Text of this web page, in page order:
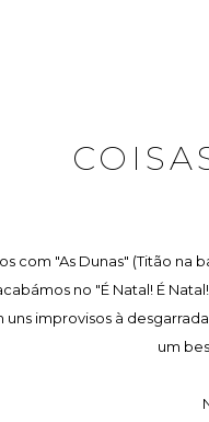
com "As Dunas" (Titão na
no "É Natal! É
improvisos à
um